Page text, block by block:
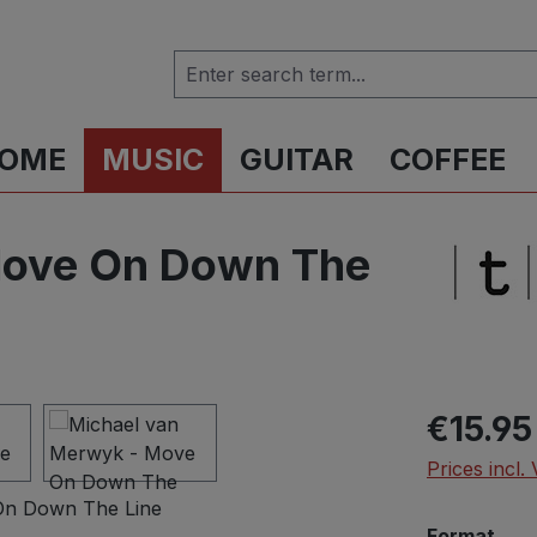
MUSIC GUITAR COFFEE
On Down The
Regular
€15.95
Prices incl.